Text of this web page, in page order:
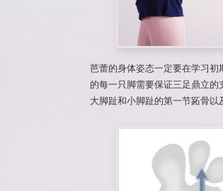
芭蕾的身体姿态一定要在学习
的每一只脚需要保证三足鼎立
大脚趾和小脚趾的第一节跖骨以